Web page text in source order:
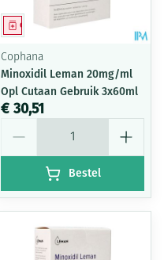
Geneesmiddel
Cophana
Minoxidil Leman 20mg/ml
Opl Cutaan Gebruik 3x60ml
€ 30,51
Bestel